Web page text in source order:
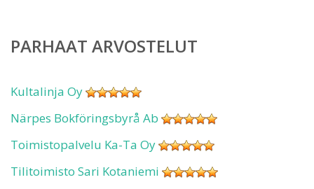
PARHAAT ARVOSTELUT
Kultalinja Oy
Närpes Bokföringsbyrå Ab
Toimistopalvelu Ka-Ta Oy
Tilitoimisto Sari Kotaniemi